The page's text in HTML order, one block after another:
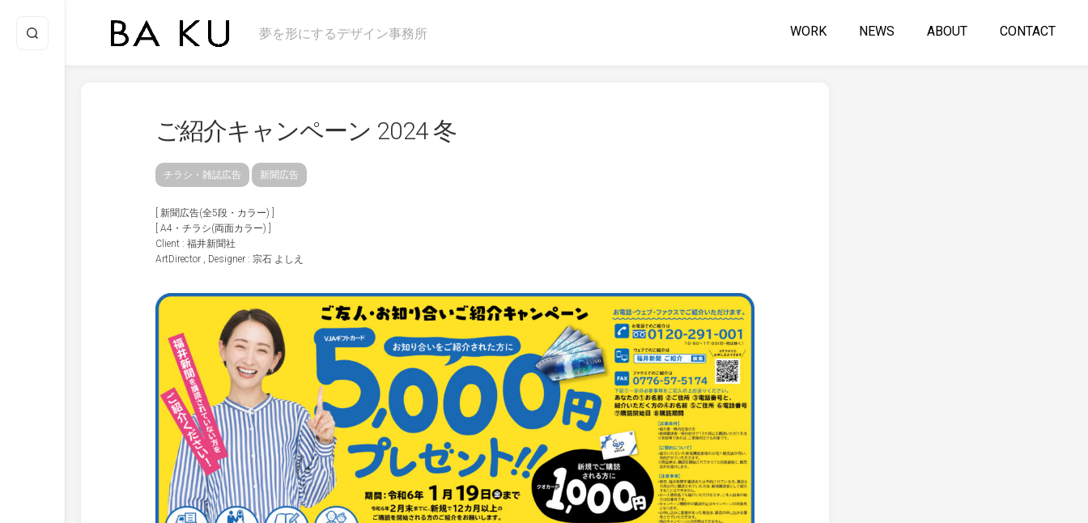
content
夢を形にするデザイン事務所 WORK NEWS ABOUT CONTACT
ご紹介キャンペーン 2024 冬
チラシ・雑誌広告 新聞広告
[ 新聞広告(全5段・カラー) ]
[ A4・チラシ(両面カラー) ]
Client : 福井新聞社
ArtDirector , Designer : 宗石 よしえ